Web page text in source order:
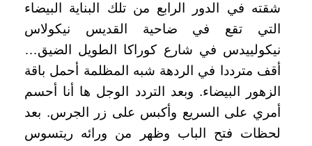
شقته في الدور الرابع من تلك البناية البيضاء
التي تقع في ضاحية القديس نيكولاس
نيكولييدس في شارع كوراكا الطويل الضيق…
أقف مترددا في الردهة شبه المظلمة أحمل باقة
الزهور البيضاء. وبعد التردد الوجل ها أنا أحسم
أمري على السريع وأكبس على زر الجرس. بعد
لحظات فتح الباب وظهر من ورائه ريتسوس